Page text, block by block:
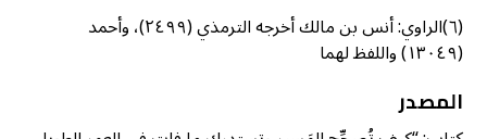
(٦)الراوي: أنس بن مالك أخرجه الترمذي (٢٤٩٩)، وأحمد
(١٣٠٤٩) واللفظ لهما
المصدر